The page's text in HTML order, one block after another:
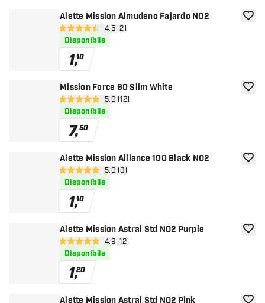
Alette Mission Almudeno Fajardo NO2
apri pannello recensioni
4.5 stelle di valutazione
4.5 (2)
Disponibile
1,10
Mission Force 90 Slim White
apri pannello recensioni
5 stelle di valutazione
5.0 (12)
Disponibile
7,50
Alette Mission Alliance 100 Black NO2
apri pannello recensioni
5 stelle di valutazione
5.0 (8)
Disponibile
1,10
Alette Mission Astral Std NO2 Purple
apri pannello recensioni
4.9 stelle di valutazione
4.9 (12)
Disponibile
1,20
Alette Mission Astral Std NO2 Pink